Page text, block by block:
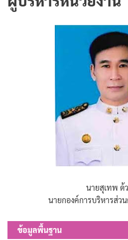
นายสุเทพ ด้
นายกองค์การบริหารส่ว
ข้อมูลพื้นฐาน